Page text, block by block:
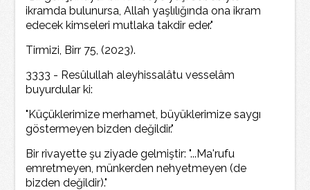
ikramda bulunursa, Allah yaşlılığında ona ikram
edecek kimseleri mutlaka takdir eder."
Tirmizi, Birr 75, (2023).
3333 - Resûlullah aleyhissalâtu vesselâm
buyurdular ki:
"Küçüklerimize merhamet, büyüklerimize saygı
göstermeyen bizden değildir."
Bir rivayette şu ziyade gelmiştir: "...Ma'rufu
emretmeyen, münkerden nehyetmeyen (de
bizden değildir)."